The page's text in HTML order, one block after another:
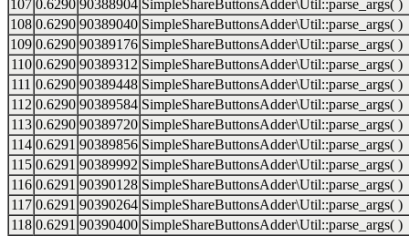
107 0.6290 90388904 SimpleShareButtonsAdder\Util::parse_args( )
108 0.6290 90389040 SimpleShareButtonsAdder\Util::parse_args( )
109 0.6290 90389176 SimpleShareButtonsAdder\Util::parse_args( )
110 0.6290 90389312 SimpleShareButtonsAdder\Util::parse_args( )
111 0.6290 90389448 SimpleShareButtonsAdder\Util::parse_args( )
112 0.6290 90389584 SimpleShareButtonsAdder\Util::parse_args( )
113 0.6290 90389720 SimpleShareButtonsAdder\Util::parse_args( )
114 0.6291 90389856 SimpleShareButtonsAdder\Util::parse_args( )
115 0.6291 90389992 SimpleShareButtonsAdder\Util::parse_args( )
116 0.6291 90390128 SimpleShareButtonsAdder\Util::parse_args( )
117 0.6291 90390264 SimpleShareButtonsAdder\Util::parse_args( )
118 0.6291 90390400 SimpleShareButtonsAdder\Util::parse_args( )